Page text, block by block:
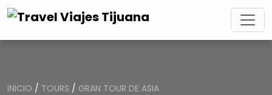
INICIO / TOURS / GRAN TOUR DE ASIA